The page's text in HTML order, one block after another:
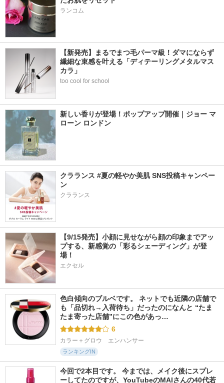
ランコム
【新発売】まるでまつ毛パーマ級！ダマにならず
繊細な束感を叶える「ディテーリングメタルマス
カラ」
too cool for school
新しい香りが登場！ポップアップ開催｜ジョー マ
ローン ロンドン
クラランス #夏の軽やか美肌 SNS投稿キャンペー
ン
クラランス
【9/15発売】小顔に見せながら顔の印象までアッ
プする、新感覚の「彩るシェーディング」が登
場！
エクセル
色白傾向のブルベです。 ネットでも近隣の店舗で
も「品切れ→入荷待ち」だったのになんと “たま
たま寄った店舗”にこの色があっ…
6
カラー＋グロウ　エンハンサー
ランキングIN
今回で2本目です。 今までは、メイク後にスプレ
ーしてたのですが、YouTubeのMAIさんの40代若